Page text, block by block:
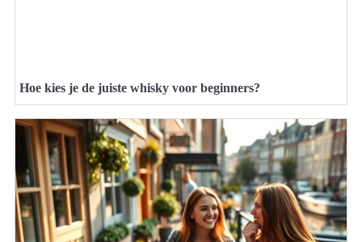
Hoe kies je de juiste whisky voor beginners?